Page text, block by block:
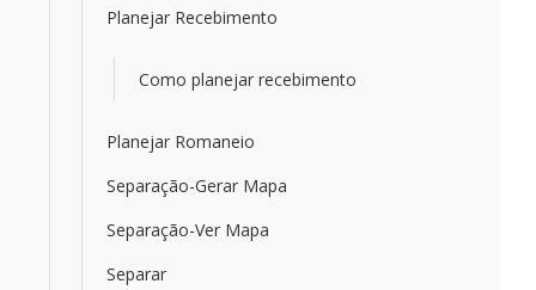
Planejar Recebimento
Como planejar recebimento
Planejar Romaneio
Separação-Gerar Mapa
Separação-Ver Mapa
Separar